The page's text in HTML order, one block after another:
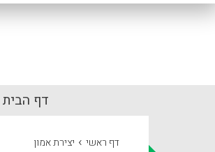
דף הבית
דף ראשי › יצירת אמון